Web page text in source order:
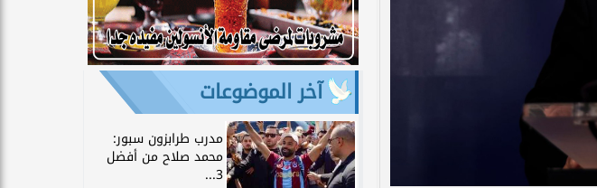
آخر الموضوعات
مدرب طرابزون سبور:
محمد صلاح من أفضل
3...